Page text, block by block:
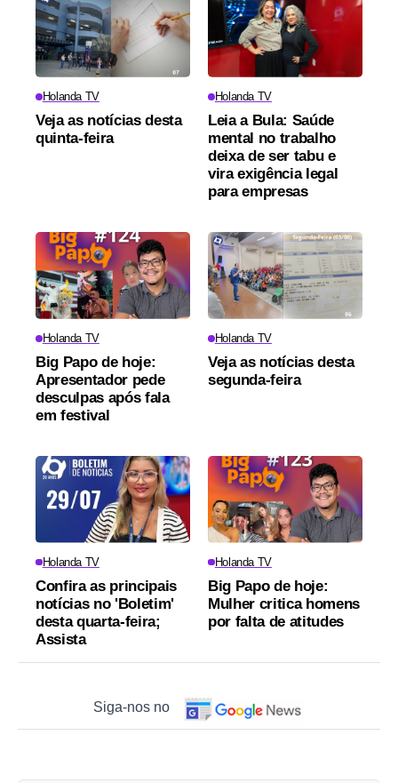
Holanda TV
Veja as notícias desta
quinta-feira
Holanda TV
Leia a Bula: Saúde
mental no trabalho
deixa de ser tabu e
vira exigência legal
para empresas
Holanda TV
Big Papo de hoje:
Apresentador pede
desculpas após fala
em festival
Holanda TV
Veja as notícias desta
segunda-feira
Holanda TV
Confira as principais
notícias no 'Boletim'
desta quarta-feira;
Assista
Holanda TV
Big Papo de hoje:
Mulher critica homens
por falta de atitudes
Siga-nos no